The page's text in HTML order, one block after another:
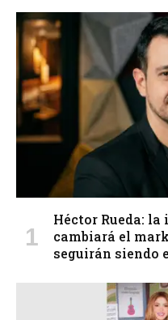
Héctor Rueda:
cambiará el
seguirán siendo